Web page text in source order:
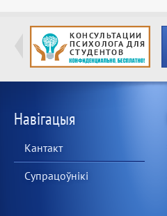
Навігацыя
Кантакт
Супрацоўнікі